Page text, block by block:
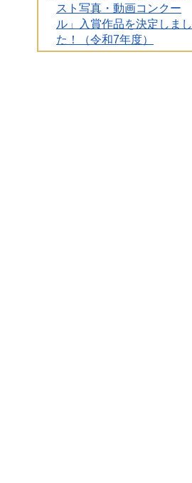
スト写真・動画コンクー
ル」入賞作品を決定しまし
た！（令和7年度）